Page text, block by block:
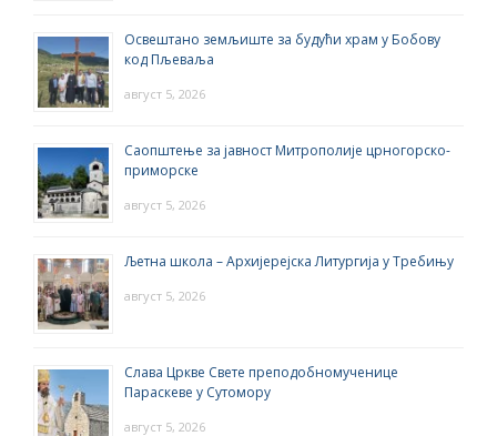
Освештано земљиште за будући храм у Бобову
код Пљеваља
август 5, 2026
Саопштење за јавност Митрополије црногорско-
приморске
август 5, 2026
Љетна школа – Архијерејска Литургија у Требињу
август 5, 2026
Слава Цркве Свете преподобномученице
Параскеве у Сутомору
август 5, 2026